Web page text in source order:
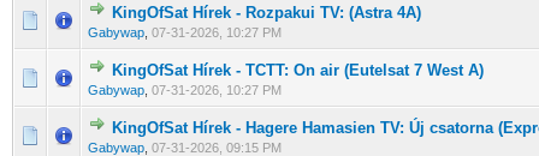
KingOfSat Hírek - Rozpakui TV: (Astra 4A)
Gabywap 07-31-2026, 10:27 PM
0 Szavazat - 0 / 5 átlagban
12345
KingOfSat Hírek - TCTT: On air (Eutelsat 7 West A)
Gabywap 07-31-2026, 10:27 PM
0 Szavazat - 0 / 5 átlagban
1 2 3 45
KingOfSat Hírek - Hagere Hamasien TV: Új csatorna
Gabywap 07-31-2026, 09:15 PM
0 Szavazat - 0 / 5 átlagban
1234 5